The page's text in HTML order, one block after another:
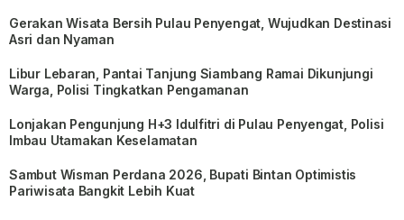
Gerakan Wisata Bersih Pulau Penyengat, Wujudkan Destinasi
Asri dan Nyaman
Libur Lebaran, Pantai Tanjung Siambang Ramai Dikunjungi
Warga, Polisi Tingkatkan Pengamanan
Lonjakan Pengunjung H+3 Idulfitri di Pulau Penyengat, Polisi
Imbau Utamakan Keselamatan
Sambut Wisman Perdana 2026, Bupati Bintan Optimistis
Pariwisata Bangkit Lebih Kuat